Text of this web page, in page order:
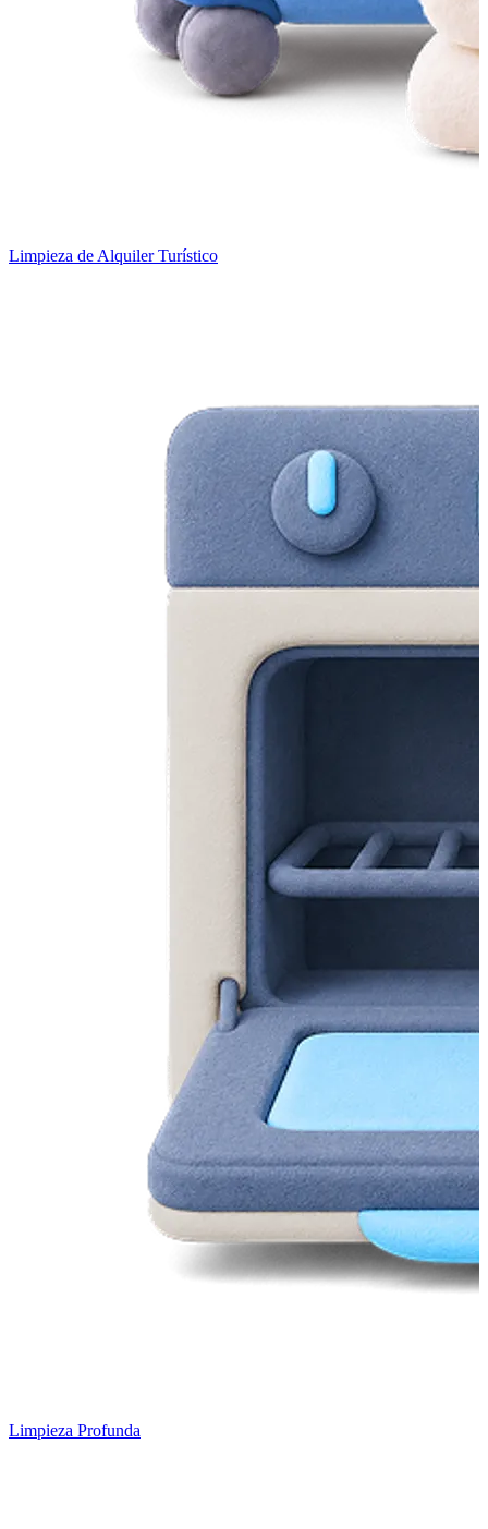
Limpieza de Alquiler Turístico
Limpieza Profunda